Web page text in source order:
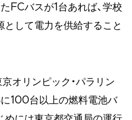
FCバスが1台あれば、学校
して電力を供給すること
オリンピック・パラリン
に100台以上の燃料電池バ